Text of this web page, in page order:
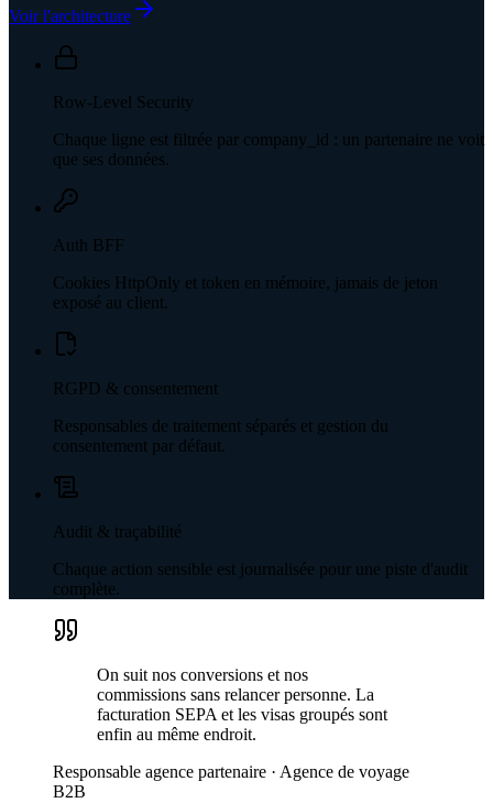
Voir l'architecture
Row-Level Security
Chaque ligne est filtrée par company_id : un partenaire ne voit
que ses données.
Auth BFF
Cookies HttpOnly et token en mémoire, jamais de jeton
exposé au client.
RGPD & consentement
Responsables de traitement séparés et gestion du
consentement par défaut.
Audit & traçabilité
Chaque action sensible est journalisée pour une piste d'audit
complète.
On suit nos conversions et nos
commissions sans relancer personne. La
facturation SEPA et les visas groupés sont
enfin au même endroit.
Responsable agence partenaire · Agence de voyage
B2B